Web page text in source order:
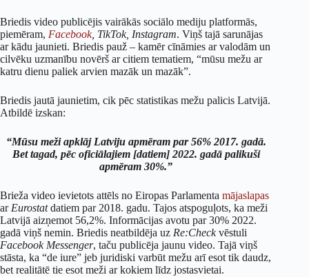
Briedis video publicējis vairākās sociālo mediju platformās,
piemēram, Facebook, TikTok, Instagram. Viņš tajā sarunājas
ar kādu jaunieti. Briedis pauž – kamēr cīnāmies ar valodām un
cilvēku uzmanību novērš ar citiem tematiem, “mūsu mežu ar
katru dienu paliek arvien mazāk un mazāk”.
Briedis jautā jaunietim, cik pēc statistikas mežu palicis Latvijā.
Atbildē izskan:
“Mūsu meži apklāj Latviju apmēram par 56% 2017. gadā.
Bet tagad, pēc oficiālajiem [datiem] 2022. gadā palikuši
apmēram 30%.”
Brieža video ievietots attēls no Eiropas Parlamenta mājaslapas
ar Eurostatdatiem par 2018. gadu. Tajos atspoguļots, ka meži
Latvijā aizņemot 56,2%. Informācijas avotu par 30% 2022.
gadā viņš nemin. Briedis neatbildēja uz Re:Checkvēstuli
Facebook Messenger, taču publicēja jaunu video. Tajā viņš
stāsta, ka “de iure” jeb juridiski varbūt mežu arī esot tik daudz,
bet realitātē tie esot meži ar kokiem līdz jostasvietai.